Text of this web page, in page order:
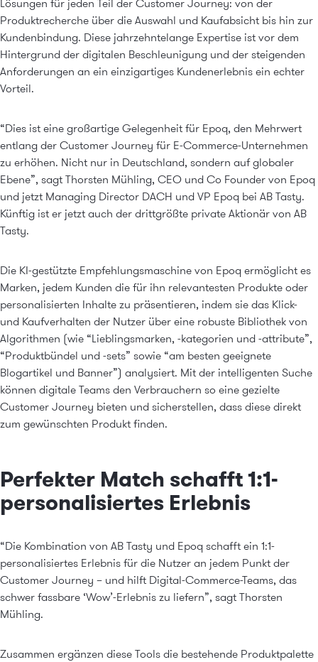
Lösungen für jeden Teil der Customer Journey: von der
Produktrecherche über die Auswahl und Kaufabsicht bis hin zur
Kundenbindung. Diese jahrzehntelange Expertise ist vor dem
Hintergrund der digitalen Beschleunigung und der steigenden
Anforderungen an ein einzigartiges Kundenerlebnis ein echter
Vorteil.
“Dies ist eine großartige Gelegenheit für Epoq, den Mehrwert
entlang der Customer Journey für E-Commerce-Unternehmen
zu erhöhen. Nicht nur in Deutschland, sondern auf globaler
Ebene”, sagt Thorsten Mühling, CEO und Co Founder von Epoq
und jetzt Managing Director DACH und VP Epoq bei AB Tasty.
Künftig ist er jetzt auch der drittgrößte private Aktionär von AB
Tasty.
Die KI-gestützte Empfehlungsmaschine von Epoq ermöglicht es
Marken, jedem Kunden die für ihn relevantesten Produkte oder
personalisierten Inhalte zu präsentieren, indem sie das Klick-
und Kaufverhalten der Nutzer über eine robuste Bibliothek von
Algorithmen (wie “Lieblingsmarken, -kategorien und -attribute”,
“Produktbündel und -sets” sowie “am besten geeignete
Blogartikel und Banner”) analysiert. Mit der intelligenten Suche
können digitale Teams den Verbrauchern so eine gezielte
Customer Journey bieten und sicherstellen, dass diese direkt
zum gewünschten Produkt finden.
Perfekter Match schafft 1:1-
personalisiertes Erlebnis
“Die Kombination von AB Tasty und Epoq schafft ein 1:1-
personalisiertes Erlebnis für die Nutzer an jedem Punkt der
Customer Journey – und hilft Digital-Commerce-Teams, das
schwer fassbare ‘Wow’-Erlebnis zu liefern”, sagt Thorsten
Mühling.
Zusammen ergänzen diese Tools die bestehende Produktpalette